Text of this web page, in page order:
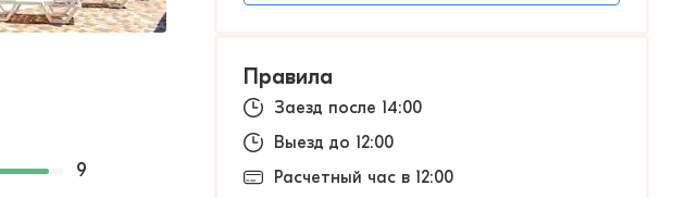
9
Правила
Заезд после 14:00
Выезд до 12:00
Расчетный час в 12:00